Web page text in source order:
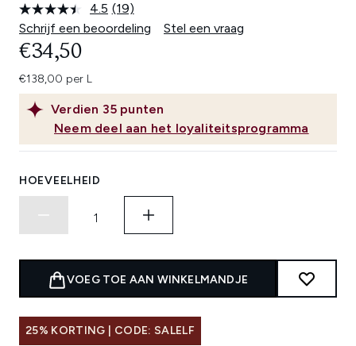
4.5 Lees
19
beoordelingen.
(19)
Schrijf een beoordeling
Stel een vraag
Verdien 35 punten
Neem deel aan het loyaliteitsprogramma
€34,50
€138,00 per L
HOEVEELHEID
VOEG TOE AAN WINKELMANDJE
25% KORTING | CODE: SALELF